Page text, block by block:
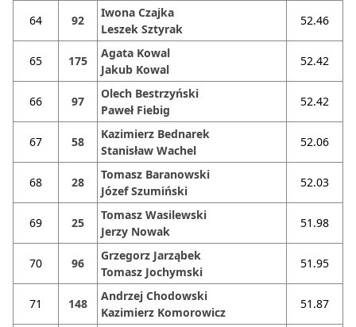
64 92
Iwona Czajka
Leszek Sztyrak
52.46
65 175
Agata Kowal
Jakub Kowal
52.42
66 97
Olech Bestrzyński
Paweł Fiebig
52.42
67 58
Kazimierz Bednarek
Stanisław Wachel
52.06
68 28
Tomasz Baranowski
Józef Szumiński
52.03
69 25
Tomasz Wasilewski
Jerzy Nowak
51.98
70 96
Grzegorz Jarząbek
Tomasz Jochymski
51.95
71 148
Andrzej Chodowski
Kazimierz Komorowicz
51.87